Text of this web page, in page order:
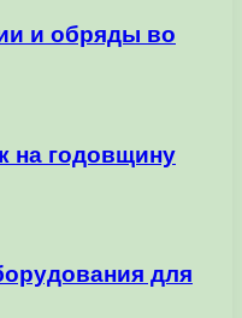
и обряды во
на годовщину
для